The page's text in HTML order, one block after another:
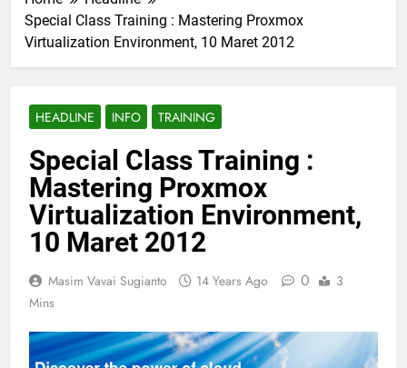
Special Class Training : Mastering Proxmox
Virtualization Environment, 10 Maret 2012
HEADLINE INFO TRAINING
Special Class Training :
Mastering Proxmox
Virtualization Environment,
10 Maret 2012
Masim Vavai Sugianto 14 Years Ago 0
3
Mins